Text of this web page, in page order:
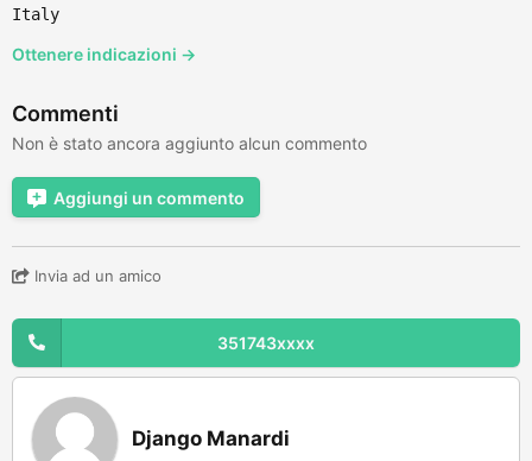
Italy
Ottenere indicazioni →
Commenti
Non è stato ancora aggiunto alcun commento
Aggiungi un commento
Invia ad un amico
351743xxxx
Django Manardi